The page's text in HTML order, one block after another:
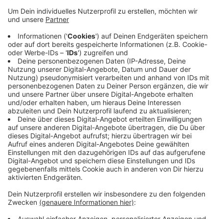
Anzeige
Zwar sind die Haupthäuser dank der Löschaktionen
von Nachbarn heil geblieben, aber es muss trotzdem
viel repariert und aufgeräumt werden. Auf ihrer Ranch
hat Sabine Pferde. Sie sind zur Zeit in einem
Pferdehotel untergebracht. Sie selbst schläft zur Zeit
in einem Hotel. Um die anstehenden Kosten zu
decken, hat eine Freundin von Sabine eine
Spendenaktion ins Leben gerufen. Den Link dazu
finden SieHIER.
Anzeige